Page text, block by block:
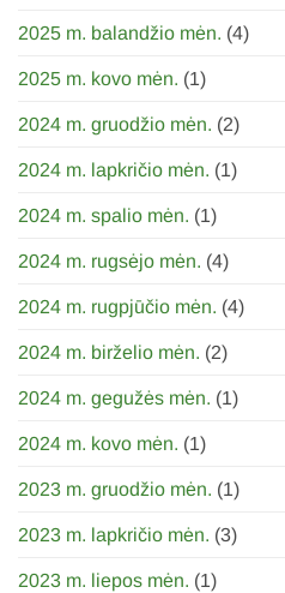
2025 m. balandžio mėn. (4)
2025 m. kovo mėn. (1)
2024 m. gruodžio mėn. (2)
2024 m. lapkričio mėn. (1)
2024 m. spalio mėn. (1)
2024 m. rugsėjo mėn. (4)
2024 m. rugpjūčio mėn. (4)
2024 m. birželio mėn. (2)
2024 m. gegužės mėn. (1)
2024 m. kovo mėn. (1)
2023 m. gruodžio mėn. (1)
2023 m. lapkričio mėn. (3)
2023 m. liepos mėn. (1)